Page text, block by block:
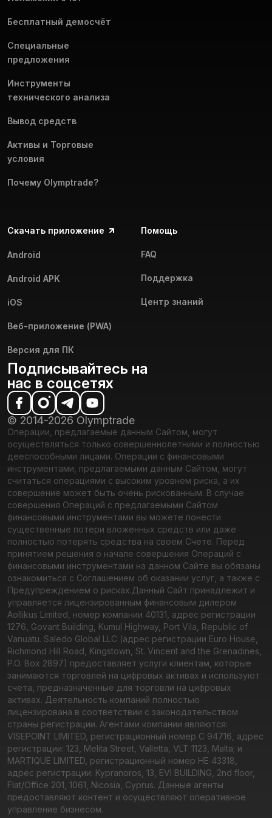
Бесплатный демосчёт
Специальные
предложения
Инструменты
технического анализа
Вывод средств
Активы и Торговые
условия
Почему Olymptrade?
Скачать приложение
Android
Android APK
iOS
Веб-приложение (PWA)
Версия для ПК
Помощь
FAQ
Поддержка
Центр знаний
Подписывайтесь на
нас в соцсетях
© 2014-2026 Olymptrade
Операции, предлагаемые данным Сайтом, могут
осуществляться только совершеннолетними и полностью
дееспособными лицами. Операции с финансовыми
инструментами, предлагаемыми данным Сайтом, могут
считаться операциями с высоким уровнем риска, а их
совершение может быть очень рискованным. В случае
совершения Операций с предлагаемыми Сайтом
финансовыми инструментами вы можете понести
существенные потери вложенных средств или даже
полностью потерять средства на своем Счете. Перед
принятием решения о начале совершения Операций с
финансовыми инструментами на данном Сайте вы обязаны
ознакомиться с Соглашением об оказании услуг, а также с
Предупреждением о рисках.Данный Сайт принадлежит и
управляется лицензированным финансовым дилером
Aollikus Limited, номер компании 40131, адрес регистрации
1276, Govant Building, Kumul Highway, Port Vila, Republic of
Vanuatu. Saledo Global LLC (адрес регистрации Euro House,
Richmond Hill Road, Kingstown, St. Vincent and the Grenadines,
P.O. Box 2897) предоставляет услуги клиентам, которые
занимаются торговлей на цифровых активах и используют
счета, предназначенные для торговли на цифровых
активах. Деятельность компаний полностью
лицензирована в соответствии с законодательством
страны регистрации. Агентами компании являются:
VISEPOINT LIMITED, регистрационный номер C 94716, адрес
регистрации: 123, Melita Street, Valletta, VLT 1123, Malta; и
MARTIQUE LIMITED, регистрационный номер HE 43318,
адрес регистрации: Kypranoros, 13, EVI BUILDING, 2nd floor,
Flat/Office 201, 1061, Nicosia, Cyprus. Данные агенты
предоставляют контент и осуществляют оперативное
управление бизнесом.